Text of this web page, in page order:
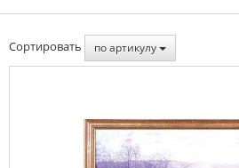
Сортировать по артикулу